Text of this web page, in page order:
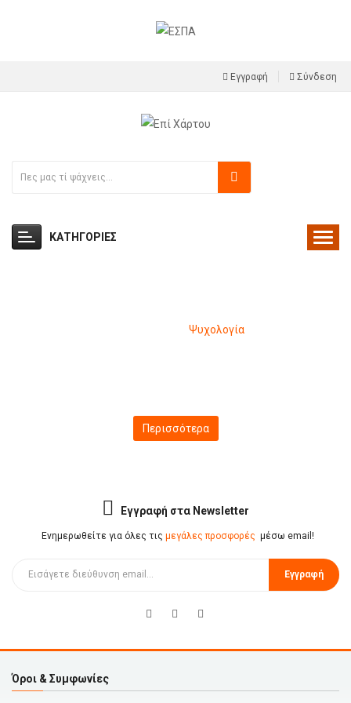
Εγγραφή Σύνδεση
ΚΑΤΗΓΟΡΙΕΣ
Ψυχολογία
Περισσότερα
Εγγραφή στα Newsletter
Ενημερωθείτε για όλες τις μεγάλες προσφορές μέσω email!
Εγγραφή
Όροι & Συμφωνίες